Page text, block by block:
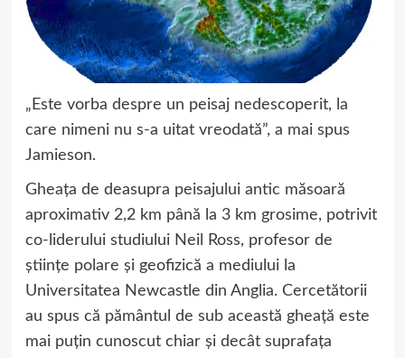
„Este vorba despre un peisaj nedescoperit, la
care nimeni nu s-a uitat vreodată”, a mai spus
Jamieson.
Gheața de deasupra peisajului antic măsoară
aproximativ 2,2 km până la 3 km grosime, potrivit
co-liderului studiului Neil Ross, profesor de
științe polare și geofizică a mediului la
Universitatea Newcastle din Anglia. Cercetătorii
au spus că pământul de sub această gheață este
mai puțin cunoscut chiar și decât suprafața